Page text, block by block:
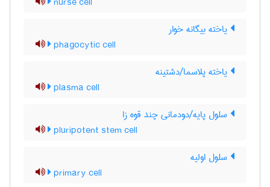
یاخته بیگانه خوار
phagocytic cell
یاخته پلاسما/دشتینه
plasma cell
سلول پایه/دودمانی چند قوه زا
pluripotent stem cell
سلول اولیه
primary cell